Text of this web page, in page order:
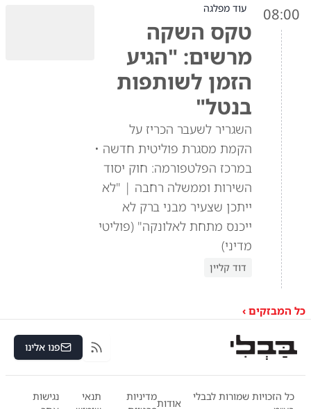
08:00 עוד מפלגה
טקס השקה
מרשים: "הגיע
הזמן לשותפות
בנטל"
השגריר לשעבר הכריז על
הקמת מסגרת פוליטית חדשה •
במרכז הפלטפורמה: חוק יסוד
השירות וממשלה רחבה | "לא
ייתכן שצעיר מבני ברק לא
ייכנס מתחת לאלונקה" (פוליטי
מדיני)
דוד קליין
כל המבזקים ›
RSS פנו אלינו
כל הזכויות שמורות לבבלי
אודות
מדיניות
תנאי
נגישות